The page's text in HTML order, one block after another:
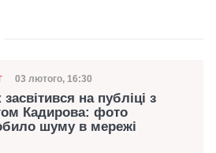
Дата публікації
03 лютого, 16:30
засвітився на публіці з
Кадирова: фото
шуму в мережі